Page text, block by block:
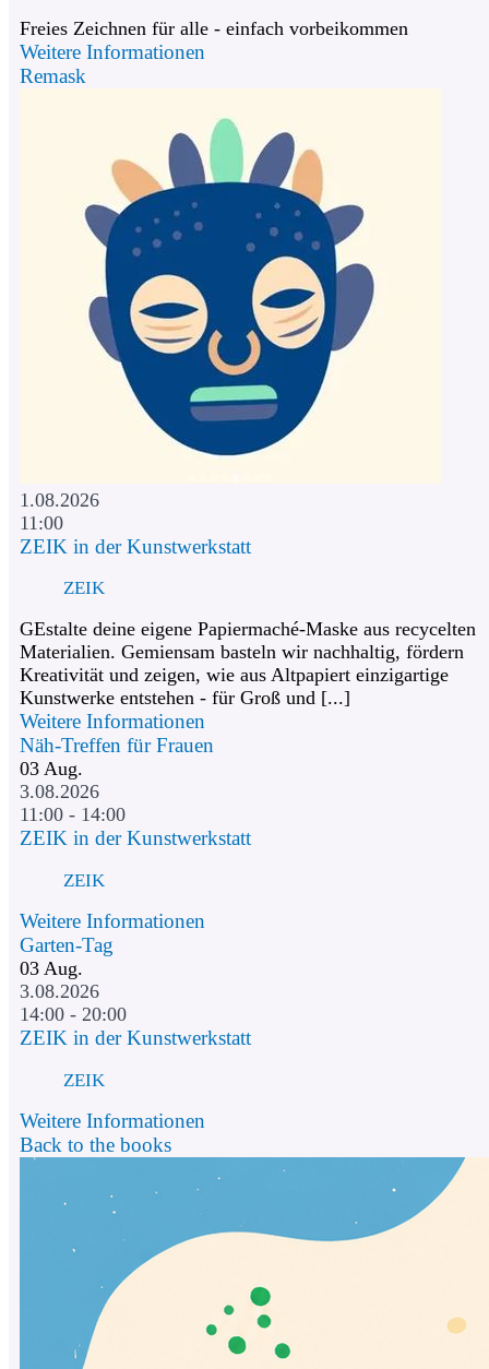
Freies Zeichnen für alle - einfach vorbeikommen
Weitere Informationen
Remask
1.08.2026
11:00
ZEIK in der Kunstwerkstatt
ZEIK
GEstalte deine eigene Papiermaché-Maske aus recycelten
Materialien. Gemiensam basteln wir nachhaltig, fördern
Kreativität und zeigen, wie aus Altpapiert einzigartige
Kunstwerke entstehen - für Groß und [...]
Weitere Informationen
Näh-Treffen für Frauen
03 Aug.
3.08.2026
11:00 - 14:00
ZEIK in der Kunstwerkstatt
ZEIK
Weitere Informationen
Garten-Tag
03 Aug.
3.08.2026
14:00 - 20:00
ZEIK in der Kunstwerkstatt
ZEIK
Weitere Informationen
Back to the books